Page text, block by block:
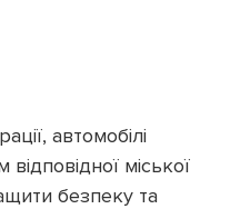
автомобілі
міської
безпеку та